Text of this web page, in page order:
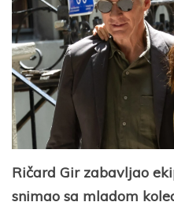
Ričard Gir zabavljao
snimao sa mladom